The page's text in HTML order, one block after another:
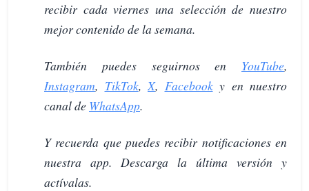
recibir cada viernes una selección de nuestro
mejor contenido de la semana.
También puedes seguirnos en YouTube,
Instagram, TikTok,X, Facebooky en nuestro
canal de WhatsApp.
Y recuerda que puedes recibir notificaciones en
nuestra app. Descarga la última versión y
actívalas.